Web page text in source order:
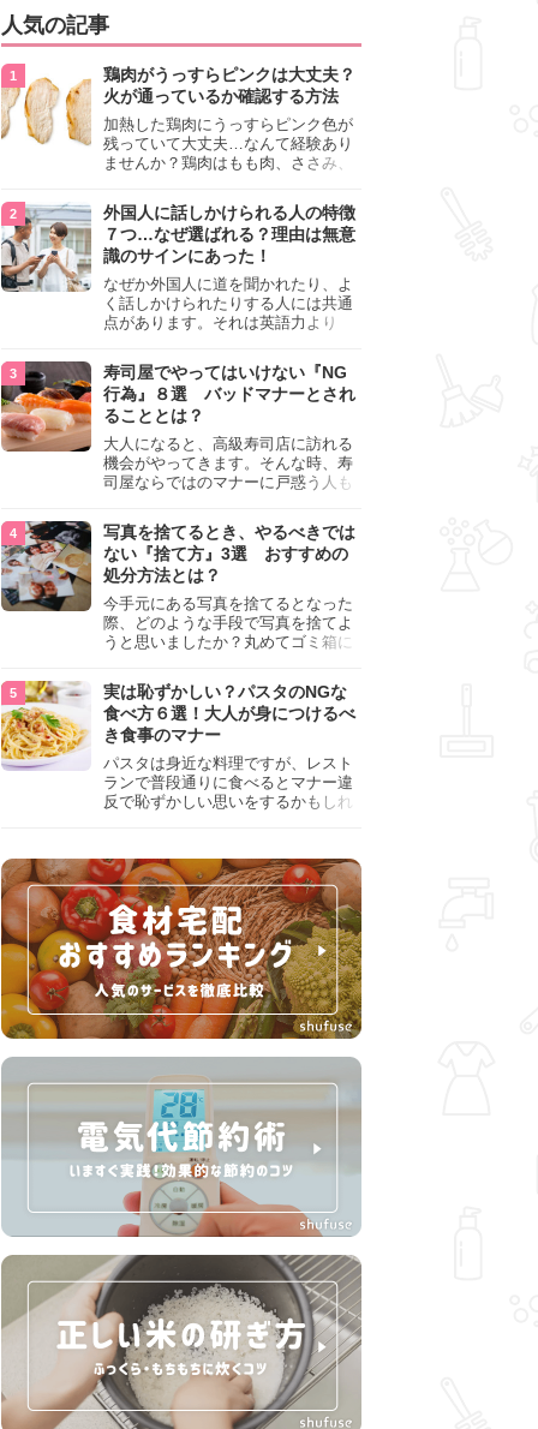
人気の記事
鶏肉がうっすらピンクは大丈夫？
火が通っているか確認する方法
加熱した鶏肉にうっすらピンク色が
残っていて大丈夫…なんて経験あり
ませんか？鶏肉はもも肉、ささみ、
わいが異なり、いろいろと楽しめる
料理ですが、鶏肉は加熱した後でも
うっすらピンク色の部分が大丈夫な
のと気になるときがあります。この
記事では生焼けか火が通っているの
かを確認する方法や、鶏肉を調理す
るときの注意点を紹介しますので、
参考にしてみてくださいね。
外国人に話しかけられる人の特徴
７つ…なぜ選ばれる？理由は無意
識のサインにあった！
なぜか外国人に道を聞かれたり、よ
く話しかけられたりする人には共通
点があります。それは英語力より
けても大丈夫」というサインが関係
しています。よく選ばれる人の特徴
や、英語が苦手でも焦らない対処
法、自分を守るための注意点を詳し
く解説します。
寿司屋でやってはいけない『NG
行為』８選 バッドマナーとされ
ることとは？
大人になると、高級寿司店に訪れる
機会がやってきます。そんな時、寿
司屋ならではのマナーに戸惑う人も
らためて寿司屋でやってはいけない
『NG行為』をチェックしましょう。
写真を捨てるとき、やるべきでは
ない『捨て方』3選 おすすめの
処分方法とは？
今手元にある写真を捨てるとなった
際、どのような手段で写真を捨てよ
うと思いましたか？丸めてゴミ箱に
真は個人情報が詰まっているので、
ただ丸めただけの状態で捨ててしま
うのは危険です。写真にすべきでは
ない捨て方をまとめているので、ぜ
ひチェックしておきましょう。
実は恥ずかしい？パスタのNGな
食べ方６選！大人が身につけるべ
き食事のマナー
パスタは身近な料理ですが、レスト
ランで普段通りに食べるとマナー違
反で恥ずかしい思いをするかもしれ
して、正しい食べ方を確認しましょ
う。大人の嗜みとして知っておきた
い新常識を解説します。